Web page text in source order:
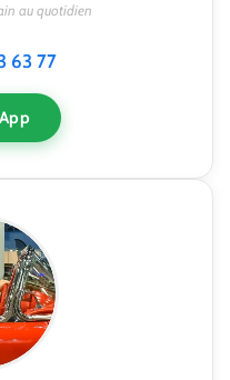
au quotidien
63 77